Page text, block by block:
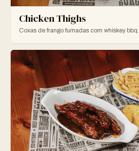
Chicken Thighs
Coxas de frango fumadas com whiskey bbq.